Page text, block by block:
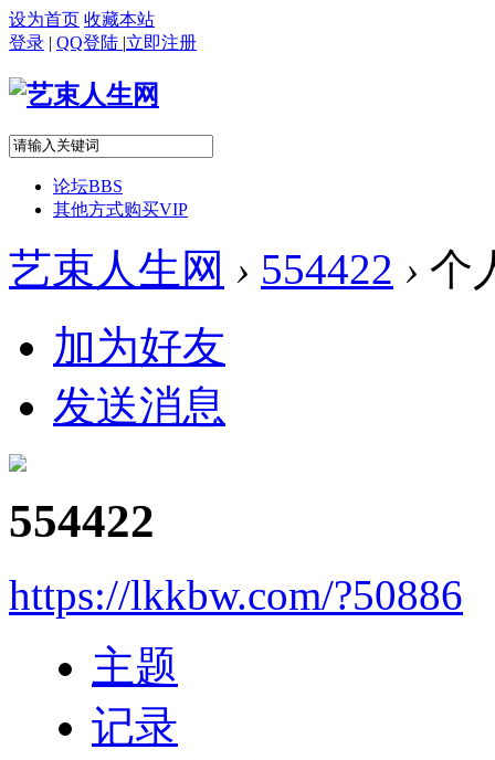
设为首页 收藏本站
登录 | QQ登陆 |立即注册
论坛BBS
其他方式购买VIP
艺束人生网 › 554422 › 个
加为好友
发送消息
554422
https://lkkbw.com/?50886
主题
记录